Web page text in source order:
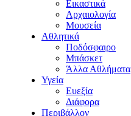
Εικαστικά
Αρχαιολογία
Μουσεία
Αθλητικά
Ποδόσφαιρο
Μπάσκετ
Άλλα Αθλήματα
Υγεία
Ευεξία
Διάφορα
Περιβάλλον